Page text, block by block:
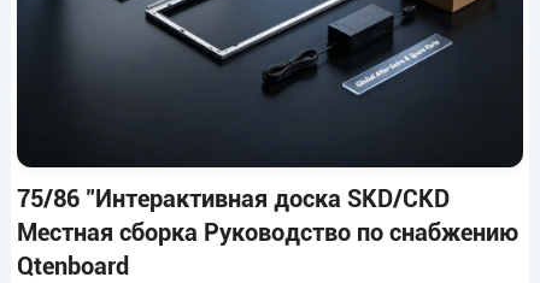
75/86 "Интерактивная доска SKD/CKD
Местная сборка Руководство по снабжению
Qtenboard